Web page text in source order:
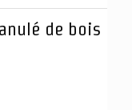
de bois